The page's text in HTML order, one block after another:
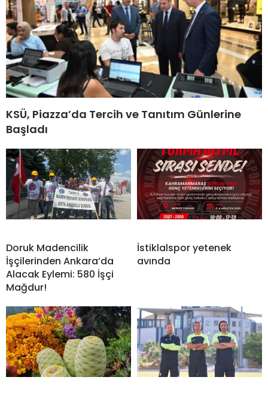
KSÜ, Piazza’da Tercih ve Tanıtım Günlerine
Başladı
Doruk Madencilik
İşçilerinden Ankara’da
Alacak Eylemi: 580 İşçi
Mağdur!
İstiklalspor yetenek
avında